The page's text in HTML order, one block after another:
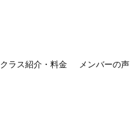
クラス紹介・料金 メンバーの声